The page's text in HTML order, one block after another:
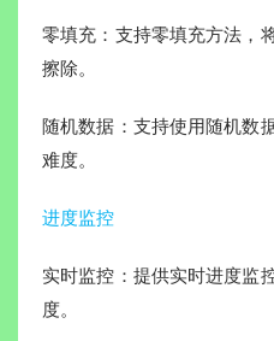
零填充：支持零填充方法，
擦除。
随机数据：支持使用随机数
难度。
进度监控
实时监控：提供实时进度监
度。